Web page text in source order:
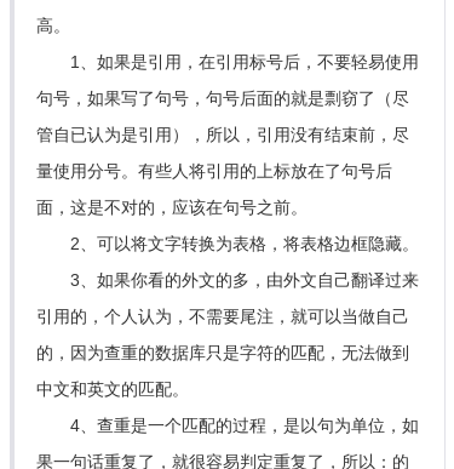
高。
1、如果是引用，在引用标号后，不要轻易使用
句号，如果写了句号，句号后面的就是剽窃了（尽
管自已认为是引用），所以，引用没有结束前，尽
量使用分号。有些人将引用的上标放在了句号后
面，这是不对的，应该在句号之前。
2、可以将文字转换为表格，将表格边框隐藏。
3、如果你看的外文的多，由外文自己翻译过来
引用的，个人认为，不需要尾注，就可以当做自己
的，因为查重的数据库只是字符的匹配，无法做到
中文和英文的匹配。
4、查重是一个匹配的过程，是以句为单位，如
果一句话重复了，就很容易判定重复了，所以：的